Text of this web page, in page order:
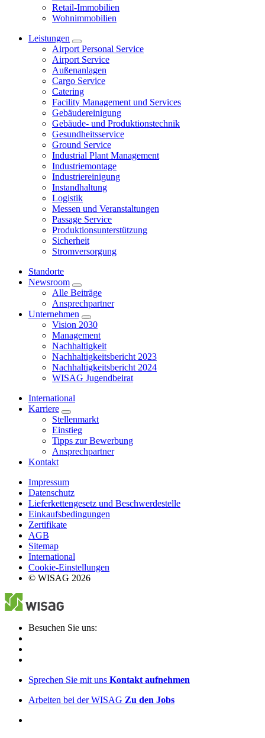
Retail-Immobilien
Wohnimmobilien
Leistungen
Airport Personal Service
Airport Service
Außenanlagen
Cargo Service
Catering
Facility Management und Services
Gebäudereinigung
Gebäude- und Produktionstechnik
Gesundheitsservice
Ground Service
Industrial Plant Management
Industriemontage
Industriereinigung
Instandhaltung
Logistik
Messen und Veranstaltungen
Passage Service
Produktionsunterstützung
Sicherheit
Stromversorgung
Standorte
Newsroom
Alle Beiträge
Ansprechpartner
Unternehmen
Vision 2030
Management
Nachhaltigkeit
Nachhaltigkeitsbericht 2023
Nachhaltigkeitsbericht 2024
WISAG Jugendbeirat
International
Karriere
Stellenmarkt
Einstieg
Tipps zur Bewerbung
Ansprechpartner
Kontakt
Impressum
Datenschutz
Lieferkettengesetz und Beschwerdestelle
Einkaufsbedingungen
Zertifikate
AGB
Sitemap
International
Cookie-Einstellungen
© WISAG 2026
Besuchen Sie uns:
Sprechen Sie mit uns Kontakt aufnehmen
Arbeiten bei der WISAG Zu den Jobs